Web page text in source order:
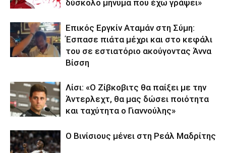
δύσκολο μήνυμα που έχω γράψει»
Επικός Εργκίν Αταμάν στη Σύμη:
Έσπασε πιάτα μέχρι και στο κεφάλι
του σε εστιατόριο ακούγοντας Άννα
Βίσση
Λίσι: «Ο Ζίβκοβιτς θα παίξει με την
Άντερλεχτ, θα μας δώσει ποιότητα
και ταχύτητα ο Γιαννούλης»
Ο Βινίσιους μένει στη Ρεάλ Μαδρίτης